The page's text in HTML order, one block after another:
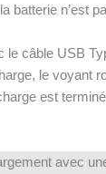
batterie n’est
le câble USB
le voyant
est
avec